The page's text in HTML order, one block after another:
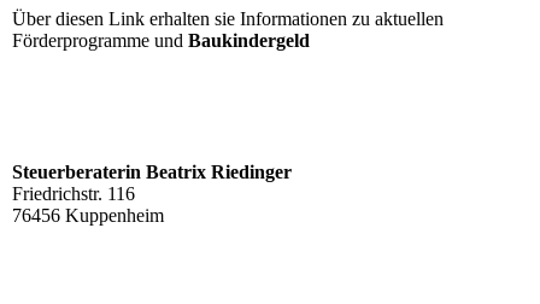
Über diesen Link erhalten sie Informationen zu aktuellen
Förderprogramme und Baukindergeld
Steuerberaterin Beatrix Riedinger
Friedrichstr. 116
76456 Kuppenheim